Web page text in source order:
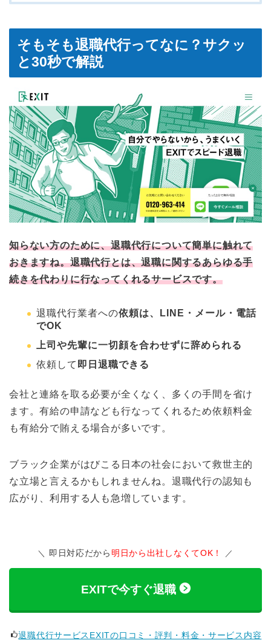
そもそも退職代行ってなに？サクッ
と30秒で解説
知らない方のために、退職代行について簡単に触れて
おきますね。退職代行とは、退職に関するあらゆる手
続きを代わりに行なってくれるサービスです。
退職代行業者への依頼は、LINE・メール・電話
でOK
上司や先輩に一切顔を合わせずに辞められる
依頼して 即日退職できる
会社と連絡を取る必要が全くなく、多くの手間を省け
ます。有給の申請なども行なってくれるため依頼料金
も有給分で賄える場合が多いです。
ブラック企業がはびこる日本の社会において救世主的
な立場と言えるかもしれませんね。退職代行の認知も
広がり、利用する人も急増しています。
即日対応だから 明日から出社しなくてOK！
EXITで今すぐ退職
退職代行サービスEXITの口コミ・評判・料金・サービス内容